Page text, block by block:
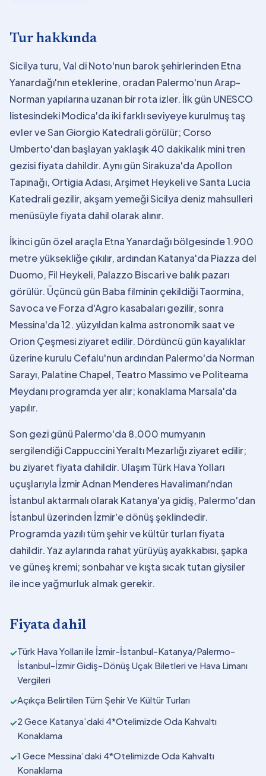
Tur hakkında
Sicilya turu, Val di Noto'nun barok şehirlerinden Etna
Yanardağı'nın eteklerine, oradan Palermo'nun Arap-
Norman yapılarına uzanan bir rota izler. İlk gün UNESCO
listesindeki Modica'da iki farklı seviyeye kurulmuş taş
evler ve San Giorgio Katedrali görülür; Corso
Umberto'dan başlayan yaklaşık 40 dakikalık mini tren
gezisi fiyata dahildir. Aynı gün Sirakuza'da Apollon
Tapınağı, Ortigia Adası, Arşimet Heykeli ve Santa Lucia
Katedrali gezilir, akşam yemeği Sicilya deniz mahsulleri
menüsüyle fiyata dahil olarak alınır.
İkinci gün özel araçla Etna Yanardağı bölgesinde 1.900
metre yüksekliğe çıkılır, ardından Katanya'da Piazza del
Duomo, Fil Heykeli, Palazzo Biscari ve balık pazarı
görülür. Üçüncü gün Baba filminin çekildiği Taormina,
Savoca ve Forza d'Agro kasabaları gezilir, sonra
Messina'da 12. yüzyıldan kalma astronomik saat ve
Orion Çeşmesi ziyaret edilir. Dördüncü gün kayalıklar
üzerine kurulu Cefalu'nun ardından Palermo'da Norman
Sarayı, Palatine Chapel, Teatro Massimo ve Politeama
Meydanı programda yer alır; konaklama Marsala'da
yapılır.
Son gezi günü Palermo'da 8.000 mumyanın
sergilendiği Cappuccini Yeraltı Mezarlığı ziyaret edilir;
bu ziyaret fiyata dahildir. Ulaşım Türk Hava Yolları
uçuşlarıyla İzmir Adnan Menderes Havalimanı'ndan
İstanbul aktarmalı olarak Katanya'ya gidiş, Palermo'dan
İstanbul üzerinden İzmir'e dönüş şeklindedir.
Programda yazılı tüm şehir ve kültür turları fiyata
dahildir. Yaz aylarında rahat yürüyüş ayakkabısı, şapka
ve güneş kremi; sonbahar ve kışta sıcak tutan giysiler
ile ince yağmurluk almak gerekir.
Fiyata dahil
✓Türk Hava Yolları ile İzmir-İstanbul-Katanya/Palermo-
İstanbul-İzmir Gidiş-Dönüş Uçak Biletleri ve Hava Limanı
Vergileri
✓Açıkça Belirtilen Tüm Şehir Ve Kültür Turları
✓2 Gece Katanya’daki 4*Otelimizde Oda Kahvaltı
Konaklama
✓1 Gece Messina’daki 4*Otelimizde Oda Kahvaltı
Konaklama